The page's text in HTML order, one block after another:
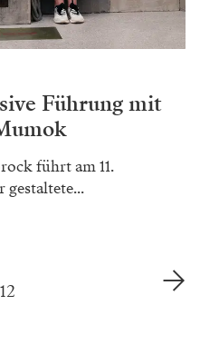
Führung mit
führt am 11.
gestaltete...
12